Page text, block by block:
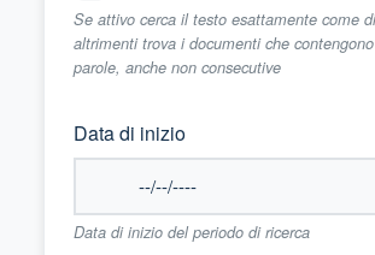
Se attivo cerca il testo esattamente come
altrimenti trova i documenti che
parole, anche non consecutive
Data di inizio
Data di inizio del periodo di ricerca